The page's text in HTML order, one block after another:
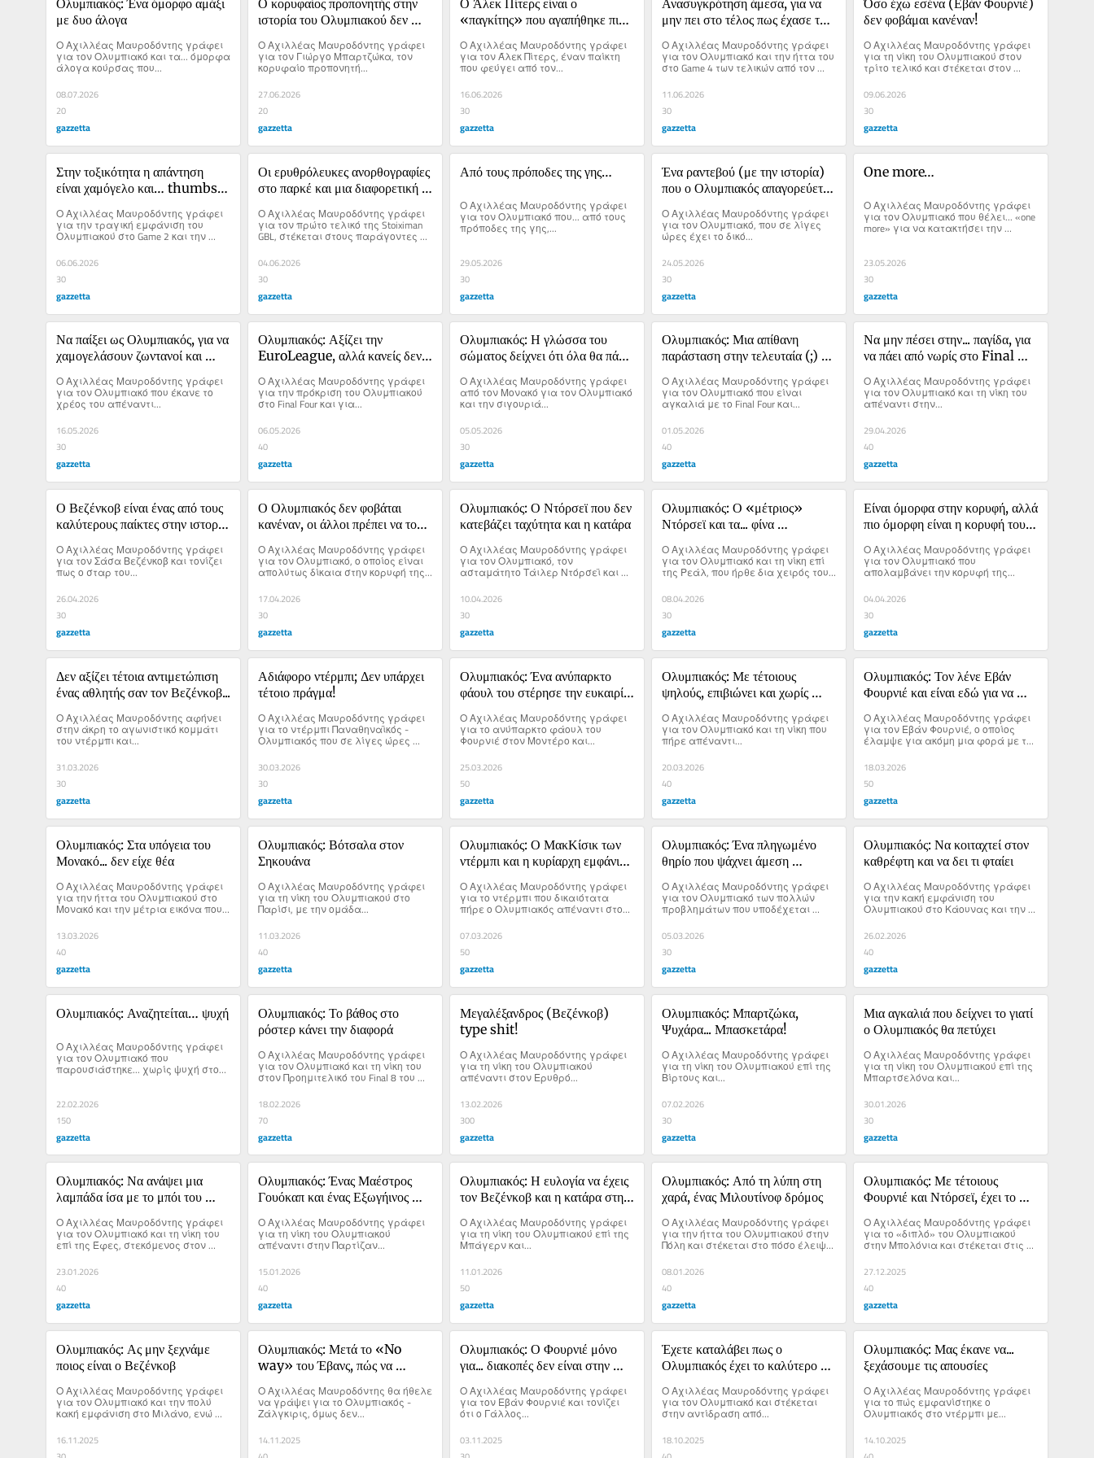
με δυο άλογα
Ο Αχιλλέας Μαυροδόντης γράφει
για τον Ολυμπιακό και τα... όμορφα
άλογα κούρσας που...
08.07.2026
20
gazzetta
ιστορία του Ολυμπιακού δεν
νέο ΣΕΦ
Ο Αχιλλέας Μαυροδόντης γράφει
για τον Γιώργο Μπαρτζώκα, τον
κορυφαίο προπονητή...
27.06.2026
20
gazzetta
«παγκίτης» που αγαπήθηκε πιο
Πειραιά
Ο Αχιλλέας Μαυροδόντης γράφει
για τον Άλεκ Πίτερς, έναν παίκτη
που φεύγει από τον...
16.06.2026
30
gazzetta
μην πει στο τέλος πως έχασε το
Ο Αχιλλέας Μαυροδόντης γράφει
για τον Ολυμπιακό και την ήττα του
στο Game 4 των τελικών από τον
11.06.2026
30
gazzetta
δεν φοβάμαι κανέναν!
Ο Αχιλλέας Μαυροδόντης γράφει
για τη νίκη του Ολυμπιακού στον
τρίτο τελικό και στέκεται στον
Εβάν Φουρνιέ.
09.06.2026
30
gazzetta
Στην τοξικότητα η απάντηση
είναι χαμόγελο και… thumbs
Ο Αχιλλέας Μαυροδόντης γράφει
για την τραγική εμφάνιση του
Ολυμπιακού στο Game 2 και την
τοξικότητα που δεν λέει να αφήσει
το μπάσκετ ήσυχο.
06.06.2026
30
gazzetta
Οι ερυθρόλευκες ανορθογραφίες
στο παρκέ και μια διαφορετική
Ο Αχιλλέας Μαυροδόντης γράφει
για τον πρώτο τελικό της Stoiximan
GBL, στέκεται στους παράγοντες
που έκαναν το ματς θρίλερ και
σχολιάζει την διαιτησία.
04.06.2026
30
gazzetta
Από τους πρόποδες της γης…
Ο Αχιλλέας Μαυροδόντης γράφει
για τον Ολυμπιακό που... από τους
πρόποδες της γης,...
29.05.2026
30
gazzetta
Ένα ραντεβού (με την ιστορία)
που ο Ολυμπιακός απαγορεύεται
Ο Αχιλλέας Μαυροδόντης γράφει
για τον Ολυμπιακό, που σε λίγες
ώρες έχει το δικό...
24.05.2026
30
gazzetta
One more…
Ο Αχιλλέας Μαυροδόντης γράφει
για τον Ολυμπιακό που θέλει... «one
more» για να κατακτήσει την
EuroLeague που αξίζει.
23.05.2026
30
gazzetta
Να παίξει ως Ολυμπιακός, για να
χαμογελάσουν ζωντανοί και
Ο Αχιλλέας Μαυροδόντης γράφει
για τον Ολυμπιακό που έκανε το
χρέος του απέναντι...
16.05.2026
30
gazzetta
Ολυμπιακός: Αξίζει την
EuroLeague, αλλά κανείς δεν
Ο Αχιλλέας Μαυροδόντης γράφει
για την πρόκριση του Ολυμπιακού
στο Final Four και για...
06.05.2026
40
gazzetta
Ολυμπιακός: Η γλώσσα του
σώματος δείχνει ότι όλα θα πάνε
Ο Αχιλλέας Μαυροδόντης γράφει
από τον Μονακό για τον Ολυμπιακό
και την σιγουριά...
05.05.2026
30
gazzetta
Ολυμπιακός: Μια απίθανη
παράσταση στην τελευταία (;)
ΣΕΦ
Ο Αχιλλέας Μαυροδόντης γράφει
για τον Ολυμπιακό που είναι
αγκαλιά με το Final Four και...
01.05.2026
40
gazzetta
Να μην πέσει στην... παγίδα, για
να πάει από νωρίς στο Final
Ο Αχιλλέας Μαυροδόντης γράφει
για τον Ολυμπιακό και τη νίκη του
απέναντι στην...
29.04.2026
40
gazzetta
Ο Βεζένκοβ είναι ένας από τους
καλύτερους παίκτες στην ιστορία
Ο Αχιλλέας Μαυροδόντης γράφει
για τον Σάσα Βεζένκοβ και τονίζει
πως ο σταρ του...
26.04.2026
30
gazzetta
Ο Ολυμπιακός δεν φοβάται
κανέναν, οι άλλοι πρέπει να τον
Ο Αχιλλέας Μαυροδόντης γράφει
για τον Ολυμπιακό, ο οποίος είναι
απολύτως δίκαια στην κορυφή της
κανονικής διάρκειας της EuroLeague.
17.04.2026
30
gazzetta
Ολυμπιακός: Ο Ντόρσεϊ που δεν
κατεβάζει ταχύτητα και η κατάρα
Ο Αχιλλέας Μαυροδόντης γράφει
για τον Ολυμπιακό, τον
ασταμάτητο Τάιλερ Ντόρσεϊ και
την κατάρα της πρώτης θέσης.
10.04.2026
30
gazzetta
Ολυμπιακός: Ο «μέτριος»
Ντόρσεϊ και τα... φίνα
Ο Αχιλλέας Μαυροδόντης γράφει
για τον Ολυμπιακό και τη νίκη επί
της Ρεάλ, που ήρθε δια χειρός του
Σάσα Βεζένκοβ και του «μέτριου»
Τάιλερ Ντόρσεϊ.
08.04.2026
30
gazzetta
Είναι όμορφα στην κορυφή, αλλά
πιο όμορφη είναι η κορυφή του
Ο Αχιλλέας Μαυροδόντης γράφει
για τον Ολυμπιακό που
απολαμβάνει την κορυφή της...
04.04.2026
30
gazzetta
Δεν αξίζει τέτοια αντιμετώπιση
ένας αθλητής σαν τον Βεζένκοβ...
Ο Αχιλλέας Μαυροδόντης αφήνει
στην άκρη το αγωνιστικό κομμάτι
του ντέρμπι και...
31.03.2026
30
gazzetta
Αδιάφορο ντέρμπι; Δεν υπάρχει
τέτοιο πράγμα!
Ο Αχιλλέας Μαυροδόντης γράφει
για το ντέρμπι Παναθηναϊκός -
Ολυμπιακός που σε λίγες ώρες
ξεκινά.
30.03.2026
30
gazzetta
Ολυμπιακός: Ένα ανύπαρκτο
φάουλ του στέρησε την ευκαιρία
Ο Αχιλλέας Μαυροδόντης γράφει
για το ανύπαρκτο φάουλ του
Φουρνιέ στον Μοντέρο και...
25.03.2026
50
gazzetta
Ολυμπιακός: Με τέτοιους
ψηλούς, επιβιώνει και χωρίς
Ο Αχιλλέας Μαυροδόντης γράφει
για τον Ολυμπιακό και τη νίκη που
πήρε απέναντι...
20.03.2026
40
gazzetta
Ολυμπιακός: Τον λένε Εβάν
Φουρνιέ και είναι εδώ για να
Ο Αχιλλέας Μαυροδόντης γράφει
για τον Εβάν Φουρνιέ, ο οποίος
έλαμψε για ακόμη μια φορά με τον
Ολυμπιακό.
18.03.2026
50
gazzetta
Ολυμπιακός: Στα υπόγεια του
Μονακό... δεν είχε θέα
Ο Αχιλλέας Μαυροδόντης γράφει
για την ήττα του Ολυμπιακού στο
Μονακό και την μέτρια εικόνα που
έδειξαν εκεί οι Πειραιώτες.
13.03.2026
40
gazzetta
Ολυμπιακός: Βότσαλα στον
Σηκουάνα
Ο Αχιλλέας Μαυροδόντης γράφει
για τη νίκη του Ολυμπιακού στο
Παρίσι, με την ομάδα...
11.03.2026
40
gazzetta
Ολυμπιακός: Ο ΜακΚίσικ των
ντέρμπι και η κυρίαρχη εμφάνιση
Ο Αχιλλέας Μαυροδόντης γράφει
για το ντέρμπι που δικαιότατα
πήρε ο Ολυμπιακός απέναντι στον
Παναθηναϊκό και στέκεται στον
σπουδαίο Σακίλ ΜακΚίσικ.
07.03.2026
50
gazzetta
Ολυμπιακός: Ένα πληγωμένο
θηρίο που ψάχνει άμεση
Ο Αχιλλέας Μαυροδόντης γράφει
για τον Ολυμπιακό των πολλών
προβλημάτων που υποδέχεται
σαν... πληγωμένο θηρίο τον
Παναθηναϊκό!
05.03.2026
30
gazzetta
Ολυμπιακός: Να κοιταχτεί στον
καθρέφτη και να δει τι φταίει
Ο Αχιλλέας Μαυροδόντης γράφει
για την κακή εμφάνιση του
Ολυμπιακού στο Κάουνας και την
ανάγκη η ομάδα του Πειραιά να
βρει ξανά τον εαυτό της.
26.02.2026
40
gazzetta
Ολυμπιακός: Αναζητείται… ψυχή
Ο Αχιλλέας Μαυροδόντης γράφει
για τον Ολυμπιακό που
παρουσιάστηκε... χωρίς ψυχή στον
τελικό του Final 8 απέναντι στον
22.02.2026
150
gazzetta
Ολυμπιακός: Το βάθος στο
ρόστερ κάνει την διαφορά
Ο Αχιλλέας Μαυροδόντης γράφει
για τον Ολυμπιακό και τη νίκη του
στον Προημιτελικό του Final 8 του
Κυπέλλου απέναντι στην ΑΕΚ.
18.02.2026
70
gazzetta
Μεγαλέξανδρος (Βεζένκοβ)
type shit!
Ο Αχιλλέας Μαυροδόντης γράφει
για τη νίκη του Ολυμπιακού
απέναντι στον Ερυθρό...
13.02.2026
300
gazzetta
Ολυμπιακός: Μπαρτζώκα,
Ψυχάρα... Μπασκετάρα!
Ο Αχιλλέας Μαυροδόντης γράφει
για τη νίκη του Ολυμπιακού επί της
Βίρτους και...
07.02.2026
30
gazzetta
Μια αγκαλιά που δείχνει το γιατί
ο Ολυμπιακός θα πετύχει
Ο Αχιλλέας Μαυροδόντης γράφει
για τη νίκη του Ολυμπιακού επί της
Μπαρτσελόνα και...
30.01.2026
30
gazzetta
Ολυμπιακός: Να ανάψει μια
λαμπάδα ίσα με το μπόι του
Ο Αχιλλέας Μαυροδόντης γράφει
για τον Ολυμπιακό και τη νίκη του
επί της Έφες, στεκόμενος στον
Τόμας Γουόκαπ.
23.01.2026
40
gazzetta
Ολυμπιακός: Ένας Μαέστρος
Γουόκαπ και ένας Εξωγήινος
Ο Αχιλλέας Μαυροδόντης γράφει
για τη νίκη του Ολυμπιακού
απέναντι στην Παρτίζαν...
15.01.2026
40
gazzetta
Ολυμπιακός: Η ευλογία να έχεις
τον Βεζένκοβ και η κατάρα στην
Ο Αχιλλέας Μαυροδόντης γράφει
για τη νίκη του Ολυμπιακού επί της
Μπάγερν και...
11.01.2026
50
gazzetta
Ολυμπιακός: Από τη λύπη στη
χαρά, ένας Μιλουτίνοφ δρόμος
Ο Αχιλλέας Μαυροδόντης γράφει
για την ήττα του Ολυμπιακού στην
Πόλη και στέκεται στο πόσο έλειψε
ο Νίκολα Μιλουτίνοφ στο παιχνίδι.
08.01.2026
40
gazzetta
Ολυμπιακός: Με τέτοιους
Φουρνιέ και Ντόρσεϊ, έχει το
Ο Αχιλλέας Μαυροδόντης γράφει
για το «διπλό» του Ολυμπιακού
στην Μπολόνια και στέκεται στις
προσωπικότητες των Φουρνιέ και
Ντόρσεϊ.
27.12.2025
40
gazzetta
Ολυμπιακός: Ας μην ξεχνάμε
ποιος είναι ο Βεζένκοβ
Ο Αχιλλέας Μαυροδόντης γράφει
για τον Ολυμπιακό και την πολύ
κακή εμφάνιση στο Μιλάνο, ενώ
στέκεται σε όσους έσπευσαν να
«δικάσουν» τον Σάσα Βεζένκοβ.
16.11.2025
Ολυμπιακός: Μετά το «No
way» του Έβανς, πώς να
Ο Αχιλλέας Μαυροδόντης θα ήθελε
να γράψει για το Ολυμπιακός -
Ζάλγκιρις, όμως δεν...
14.11.2025
Ολυμπιακός: Ο Φουρνιέ μόνο
για... διακοπές δεν είναι στην
Ο Αχιλλέας Μαυροδόντης γράφει
για τον Εβάν Φουρνιέ και τονίζει
ότι ο Γάλλος...
03.11.2025
Έχετε καταλάβει πως ο
Ολυμπιακός έχει το καλύτερο
Ευρώπης;
Ο Αχιλλέας Μαυροδόντης γράφει
για τον Ολυμπιακό και στέκεται
στην αντίδραση από...
18.10.2025
Ολυμπιακός: Μας έκανε να...
ξεχάσουμε τις απουσίες
Ο Αχιλλέας Μαυροδόντης γράφει
για το πώς εμφανίστηκε ο
Ολυμπιακός στο ντέρμπι με...
14.10.2025